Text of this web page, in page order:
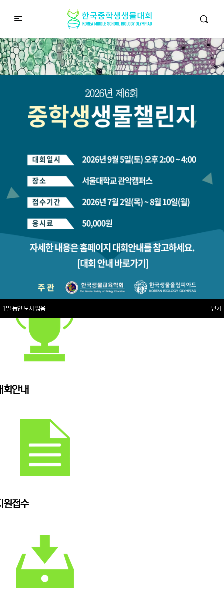
중학생생물챌린지
Middle School Korea Biology Olympiad
2026 대회 접수 안내
회안내
원접수
1일 동안 보지 않음 닫기